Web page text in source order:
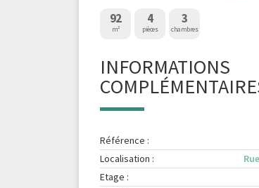
92
m²
4
pièces
3
chambres
INFORMATIONS
Référence :
Localisation :
Etage :